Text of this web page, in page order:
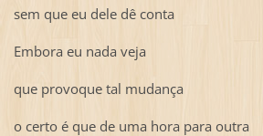
sem que eu dele dê conta
Embora eu nada veja
que provoque tal mudança
o certo é que de uma hora para outra